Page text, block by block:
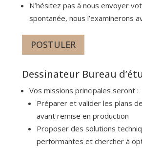
N’hésitez pas à nous envoyer
spontanée, nous l’examinerons
POSTULER
Dessinateur Bureau
Vos missions principales seront :
Préparer et valider les plans
avant remise en production
Proposer des solutions
performantes et chercher à